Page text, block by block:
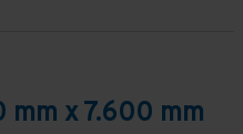
x 7.600 mm